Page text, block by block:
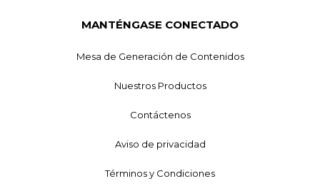
MANTÉNGASE CONECTADO
Mesa de Generación de Contenidos
Nuestros Productos
Contáctenos
Aviso de privacidad
Términos y Condiciones